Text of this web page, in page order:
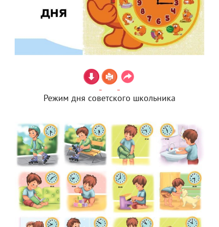
Режим дня советского школьника